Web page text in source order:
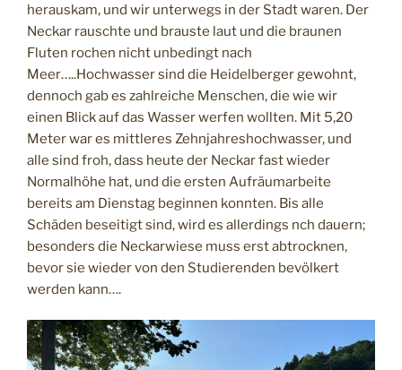
herauskam, und wir unterwegs in der Stadt waren. Der
Neckar rauschte und brauste laut und die braunen
Fluten rochen nicht unbedingt nach
Meer…..Hochwasser sind die Heidelberger gewohnt,
dennoch gab es zahlreiche Menschen, die wie wir
einen Blick auf das Wasser werfen wollten. Mit 5,20
Meter war es mittleres Zehnjahreshochwasser, und
alle sind froh, dass heute der Neckar fast wieder
Normalhöhe hat, und die ersten Aufräumarbeite
bereits am Dienstag beginnen konnten. Bis alle
Schäden beseitigt sind, wird es allerdings nch dauern;
besonders die Neckarwiese muss erst abtrocknen,
bevor sie wieder von den Studierenden bevölkert
werden kann….